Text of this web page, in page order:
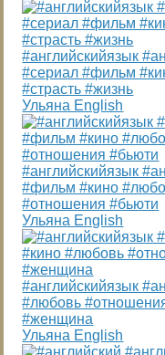
#английскийязык
#сериал #фильм
#страсть #жизнь
Ульяна English
#английскийязык
#фильм #кино
#отношения #бьюти
Ульяна English
#английскийязык
#любовь
#женщина
Ульяна English